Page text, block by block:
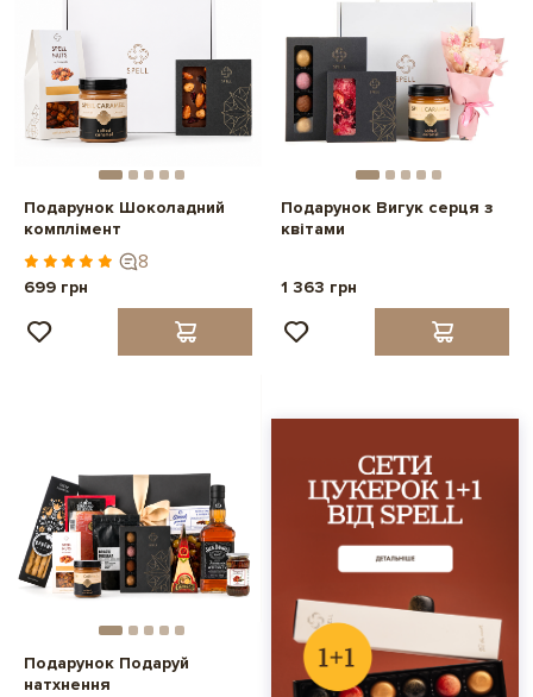
Подарунок Шоколадний
комплімент
8
699 грн
Подарунок Вигук серця з
квітами
1 363 грн
Подарунок Подаруй
натхнення